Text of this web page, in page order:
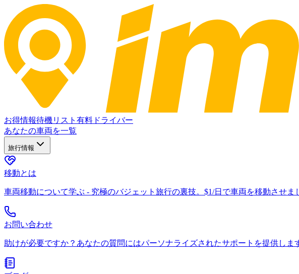
お得情報待機リスト 有料ドライバー
あなたの車両を一覧
旅行情報
移動とは
車両移動について学ぶ - 究極のバジェット旅行の裏技。$1/日で車両を移動させま
お問い合わせ
助けが必要ですか？あなたの質問にはパーソナライズされたサポートを提供しま